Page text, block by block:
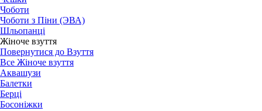
Чоботи
Чоботи з Піни (ЭВА)
Шльопанці
Жіноче взуття
Повернутися до Взуття
Все Жіноче взуття
Аквашузи
Балетки
Берці
Босоніжки